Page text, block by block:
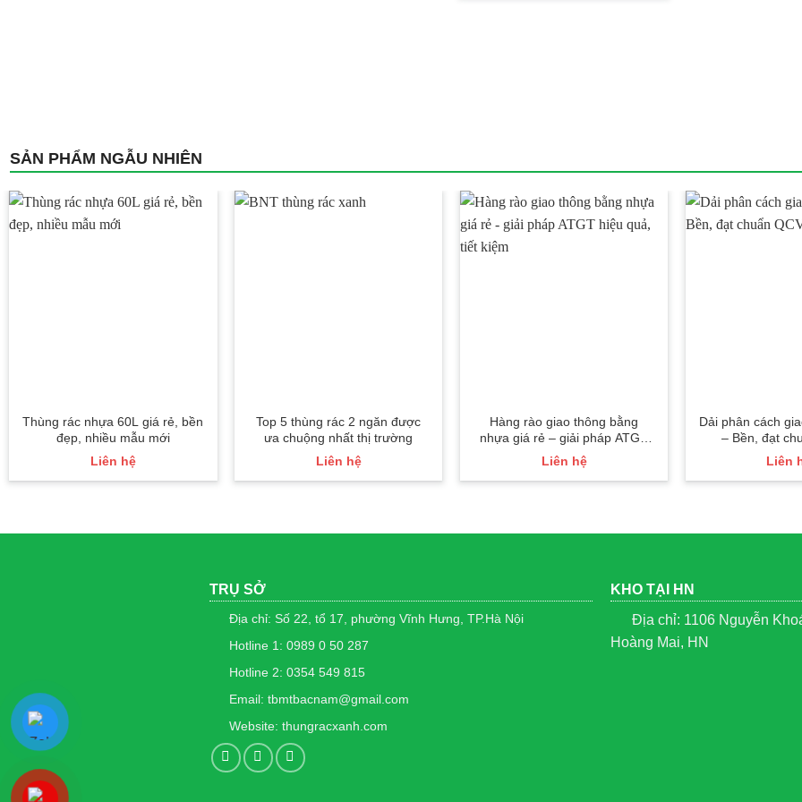
SẢN PHẨM NGẪU NHIÊN
Thùng rác nhựa 60L giá rẻ, bền
đẹp, nhiều mẫu mới
Liên hệ
Top 5 thùng rác 2 ngăn được
ưa chuộng nhất thị trường
Liên hệ
Hàng rào giao thông bằng
nhựa giá rẻ – giải pháp ATGT
hiệu quả, tiết kiệm
Liên hệ
Dải phân cách
– Bền, đạt
Liên
TRỤ SỞ
Địa chỉ: Số 22, tổ 17, phường Vĩnh Hưng, TP.Hà Nội
Hotline 1: 0989 0 50 287
Hotline 2: 0354 549 815
Email: tbmtbacnam@gmail.com
Website: thungracxanh.com
KHO TẠI HN
Địa chỉ: 1106 Nguyễn
Hoàng Mai, HN